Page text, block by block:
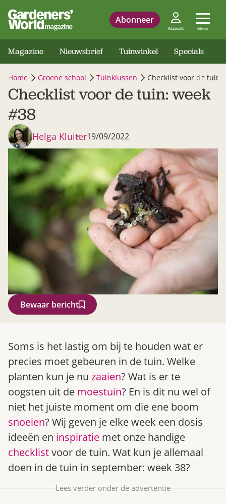
Abonneer
Account Menu
Gardeners’ World 08/2026
Bestel nu
Magazine Nieuwsbrief Tuinwinkel Specials
Home Groene school Tuinklussen Checklist voor de tuin:
Checklist voor de tuin: week
#38
Helga Kluiter19/09/2022
Bewaar bericht
Soms is het lastig om bij te houden wat er
precies moet gebeuren in de tuin. Welke
planten kun je nu zaaien? Wat is er te
oogsten uit de moestuin? En is dit nu wel of
niet het juiste moment om die ene boom
snoeien? Wij geven je elke week een dosis
ideeën en inspiratie met onze handige
checklistvoor de tuin. Wat kun je allemaal
doen in de tuin in september: week 38?
Lees verder onder de advertentie